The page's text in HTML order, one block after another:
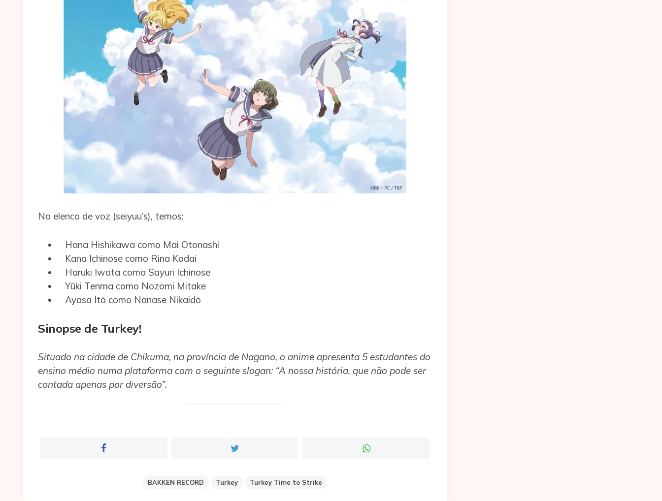
No elenco de voz (seiyuu’s), temos:
Hana Hishikawa como Mai Otonashi
Kana Ichinose como Rina Kodai
Haruki Iwata como Sayuri Ichinose
Yūki Tenma como Nozomi Mitake
Ayasa Itō como Nanase Nikaidō
Sinopse de Turkey!
Situado na cidade de Chikuma, na província de Nagano, o anime apresenta 5 estudantes do
ensino médio numa plataforma com o seguinte slogan: “A nossa história, que não pode ser
contada apenas por diversão”.
BAKKEN RECORD Turkey Turkey Time to Strike